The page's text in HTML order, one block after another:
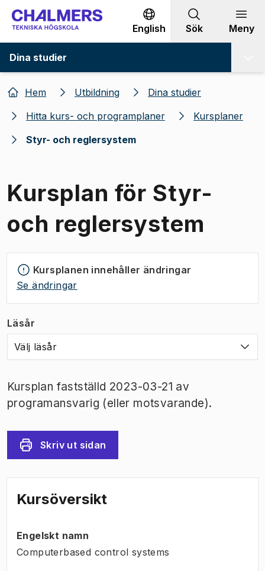
Gå till innehållet
English Sök Meny
Dina studier
Hem Utbildning
Dina studier
Hitta kurs- och programplaner
Kursplaner
Styr- och reglersystem
Kursplan för Styr-
och reglersystem
Kursplanen innehåller ändringar
Se ändringar
Läsår
Välj läsår
Kursplan fastställd 2023-03-21 av
programansvarig (eller motsvarande).
Skriv ut sidan
Kursöversikt
Engelskt namn
Computerbased control systems